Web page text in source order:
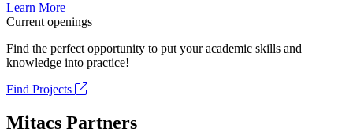
Learn More
Current openings
Find the perfect opportunity to put your academic skills and
knowledge into practice!
Find Projects
Mitacs Partners